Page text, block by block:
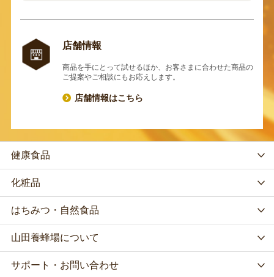
店舗情報
商品を手にとって試せるほか、お客さまに合わせた商品の
ご提案やご相談にもお応えします。
店舗情報はこちら
健康食品
化粧品
はちみつ・自然食品
山田養蜂場について
サポート・お問い合わせ